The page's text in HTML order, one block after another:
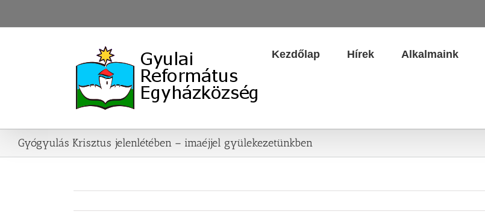
to
Kezdőlap Hírek Alkalmaink
Gyógyulás Krisztus jelenlétében – imaéjjel gyülekezetünkben